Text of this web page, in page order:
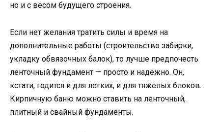
но и с весом будущего строения.
Если нет желания тратить силы и время на
дополнительные работы (строительство забирки,
укладку обвязочных балок), то лучше предпочесть
ленточный фундамент — просто и надежно. Он,
кстати, годится и для легких, и для тяжелых блоков.
Кирпичную баню можно ставить на ленточный,
плитный и свайный фундаменты.